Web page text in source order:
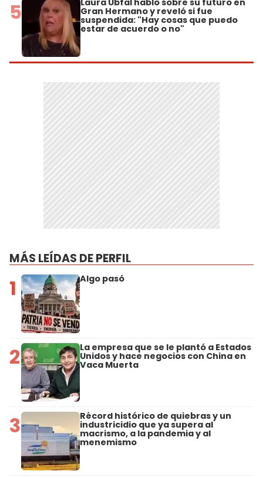
5 Laura Ubfal habló sobre su futuro en
Gran Hermano y reveló si fue
suspendida: "Hay cosas que puedo
estar de acuerdo o no"
MÁS LEÍDAS DE PERFIL
1 Algo pasó
2 La empresa que se le plantó a Estados
Unidos y hace negocios con China en
Vaca Muerta
3 Récord histórico de quiebras y un
industricidio que ya supera al
macrismo, a la pandemia y al
menemismo